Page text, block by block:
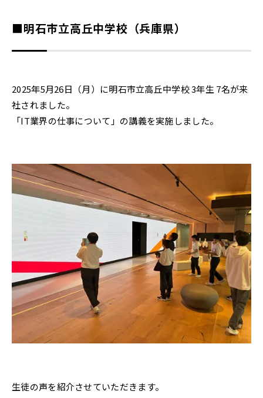
■明石市立高丘中学校（兵庫県）
2025年5月26日（月）に明石市立高丘中学校 3年生 7名が来
社されました。
「IT業界の仕事について」の講義を実施しました。
生徒の声を紹介させていただきます。